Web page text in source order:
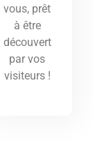
vous, prêt
à être
découvert
par vos
visiteurs !